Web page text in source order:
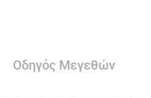
Οδηγός Μεγεθών